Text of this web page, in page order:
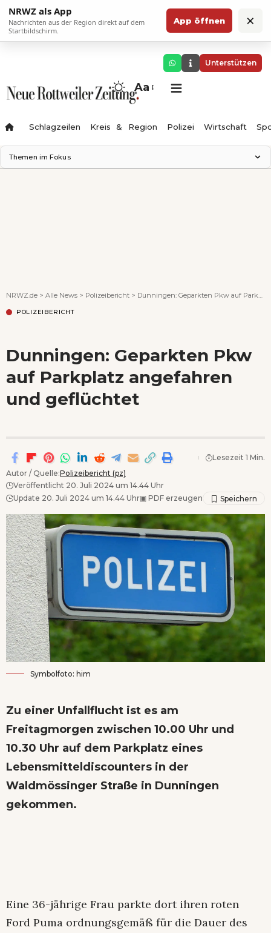
NRWZ als App
Nachrichten aus der Region direkt auf dem
Startbildschirm.
App öffnen ×
Unterstützen
Aa
Schlagzeilen Kreis & Region Polizei Wirtschaft
Themen im Fokus
NRWZ.de > Alle News > Polizeibericht > Dunningen: Geparkten Pkw auf Parkplatz angefahren und geflüchtet
POLIZEIBERICHT
Dunningen: Geparkten Pkw
auf Parkplatz angefahren
und geflüchtet
Autor / Quelle:Polizeibericht (pz)
Veröffentlicht 20. Juli 2024 um 14.44 Uhr
Update 20. Juli 2024 um 14.44 Uhr▣ PDF erzeugen
Lesezeit 1 Min.
Symbolfoto: him
Zu einer Unfallflucht ist es am
Freitagmorgen zwischen 10.00 Uhr und
10.30 Uhr auf dem Parkplatz eines
Lebensmitteldiscounters in der
Waldmössinger Straße in Dunningen
gekommen.
Eine 36-jährige Frau parkte dort ihren roten
Ford Puma ordnungsgemäß für die Dauer des